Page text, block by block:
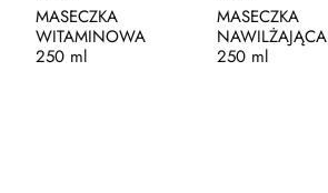
MASECZKA
WITAMINOWA
250 ml
MASECZKA
NAWILŻAJĄCA
250 ml